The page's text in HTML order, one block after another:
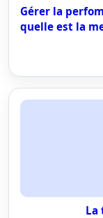
Gérer la
quelle est la
La